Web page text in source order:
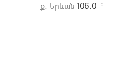
ք. Երևան 106.0